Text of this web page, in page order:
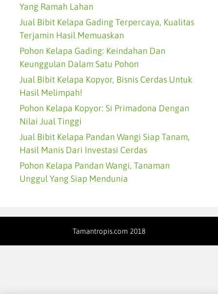
Yang Ramah Lahan
Jual Bibit Kelapa Gading Terpercaya, Kualitas
Terjamin Hasil Memuaskan
Pohon Kelapa Gading: Keindahan Dan
Keunggulan Dalam Satu Pohon
Jual Bibit Kelapa Kopyor, Bisnis Cerdas Untuk
Hasil Melimpah!
Pohon Kelapa Kopyor: Si Primadona Dengan
Nilai Jual Tinggi
Jual Bibit Kelapa Pandan Wangi Siap Tanam,
Hasil Manis Dari Investasi Cerdas
Pohon Kelapa Pandan Wangi, Tanaman
Unggul Yang Siap Mendunia
Tamantropis.com 2018